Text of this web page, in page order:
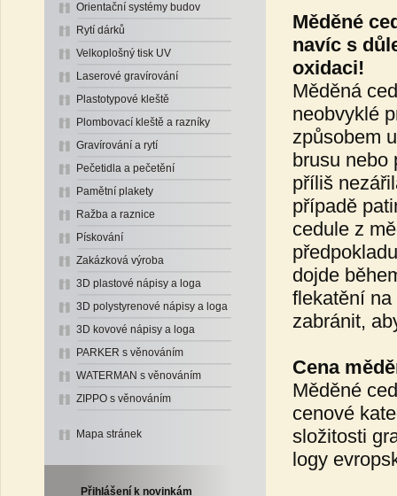
Orientační systémy budov
Rytí dárků
Velkoplošný tisk UV
Laserové gravírování
Plastotypové kleště
Plombovací kleště a razníky
Gravírování a rytí
Pečetidla a pečetění
Pamětní plakety
Ražba a raznice
Pískování
Zakázková výroba
3D plastové nápisy a loga
3D polystyrenové nápisy a loga
3D kovové nápisy a loga
PARKER s věnováním
WATERMAN s věnováním
ZIPPO s věnováním
Mapa stránek
Přihlášení k novinkám
Měděné
navíc s
oxidaci!
Měděná
neobvyklé
způsobem
brusu nebo
příliš
případě
cedule z
dojde
flekatění na
zabránit,
Cena
Měděné
cenové
složitosti
logy